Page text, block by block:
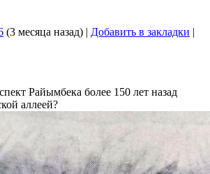
(3 месяца назад) | Добавить в закладки |
Райымбека более 150 лет назад
аллеей?